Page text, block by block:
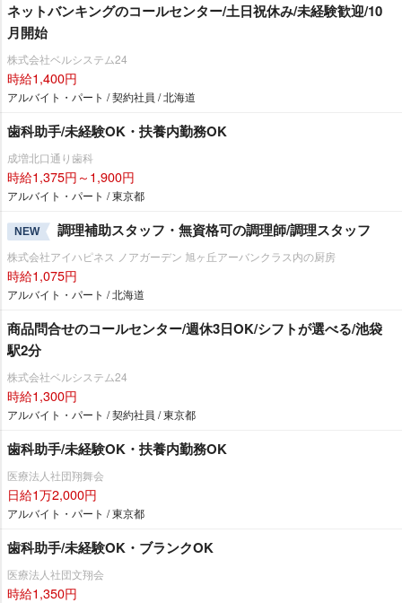
ネットバンキングのコールセンター/土日祝休み/未経験歓迎/10
月開始
株式会社ベルシステム24
時給1,400円
アルバイト・パート / 契約社員 / 北海道
歯科助手/未経験OK・扶養内勤務OK
成増北口通り歯科
時給1,375円～1,900円
アルバイト・パート / 東京都
NEW 調理補助スタッフ・無資格可の調理師/調理スタッフ
株式会社アイハピネス ノアガーデン 旭ヶ丘アーバンクラス内の厨房
時給1,075円
アルバイト・パート / 北海道
商品問合せのコールセンター/週休3日OK/シフトが選べる/池袋
駅2分
株式会社ベルシステム24
時給1,300円
アルバイト・パート / 契約社員 / 東京都
歯科助手/未経験OK・扶養内勤務OK
医療法人社団翔舞会
日給1万2,000円
アルバイト・パート / 東京都
歯科助手/未経験OK・ブランクOK
医療法人社団文翔会
時給1,350円